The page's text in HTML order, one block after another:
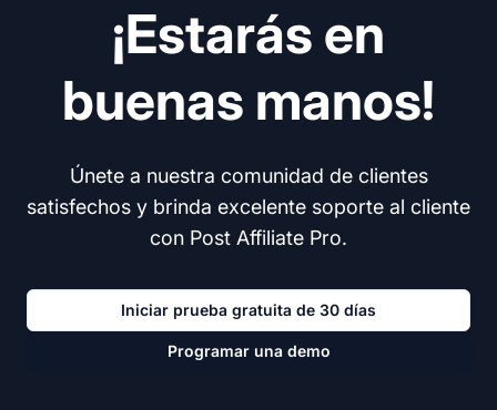
¡Estarás en
buenas manos!
Únete a nuestra comunidad de clientes
satisfechos y brinda excelente soporte al cliente
con Post Affiliate Pro.
Iniciar prueba gratuita de 30 días
Programar una demo